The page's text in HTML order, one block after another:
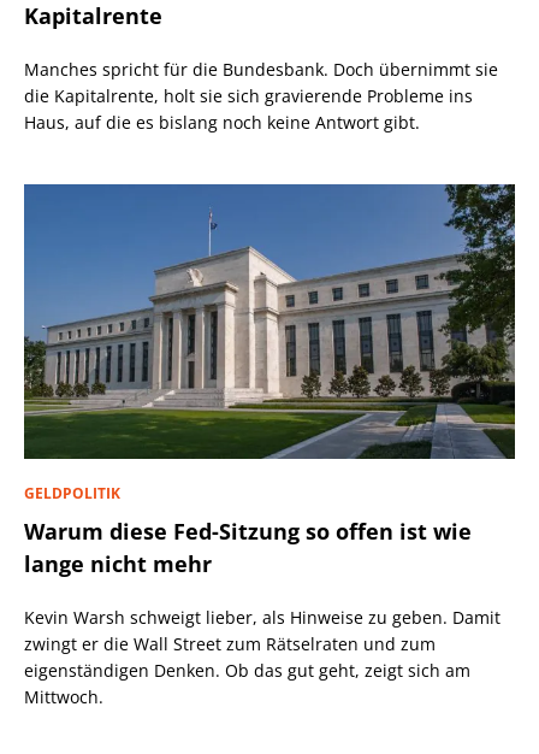
Kapitalrente
Manches spricht für die Bundesbank. Doch übernimmt sie
die Kapitalrente, holt sie sich gravierende Probleme ins
Haus, auf die es bislang noch keine Antwort gibt.
GELDPOLITIK
Warum diese Fed-Sitzung so offen ist wie
lange nicht mehr
Kevin Warsh schweigt lieber, als Hinweise zu geben. Damit
zwingt er die Wall Street zum Rätselraten und zum
eigenständigen Denken. Ob das gut geht, zeigt sich am
Mittwoch.